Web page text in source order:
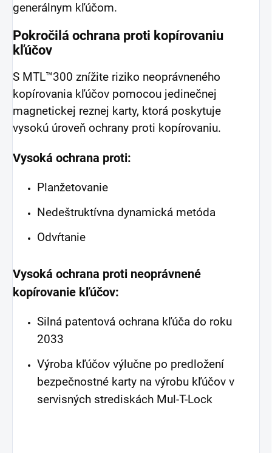
generálnym kľúčom.
Pokročilá ochrana proti kopírovaniu
kľúčov
S MTL™300 znížite riziko neoprávneného
kopírovania kľúčov pomocou jedinečnej
magnetickej reznej karty, ktorá poskytuje
vysokú úroveň ochrany proti kopírovaniu.
Vysoká ochrana proti:
Planžetovanie
Nedeštruktívna dynamická metóda
Odvŕtanie
Vysoká ochrana proti neoprávnené
kopírovanie kľúčov:
Silná patentová ochrana kľúča do roku
2033
Výroba kľúčov výlučne po predložení
bezpečnostné karty na výrobu kľúčov v
servisných strediskách Mul-T-Lock